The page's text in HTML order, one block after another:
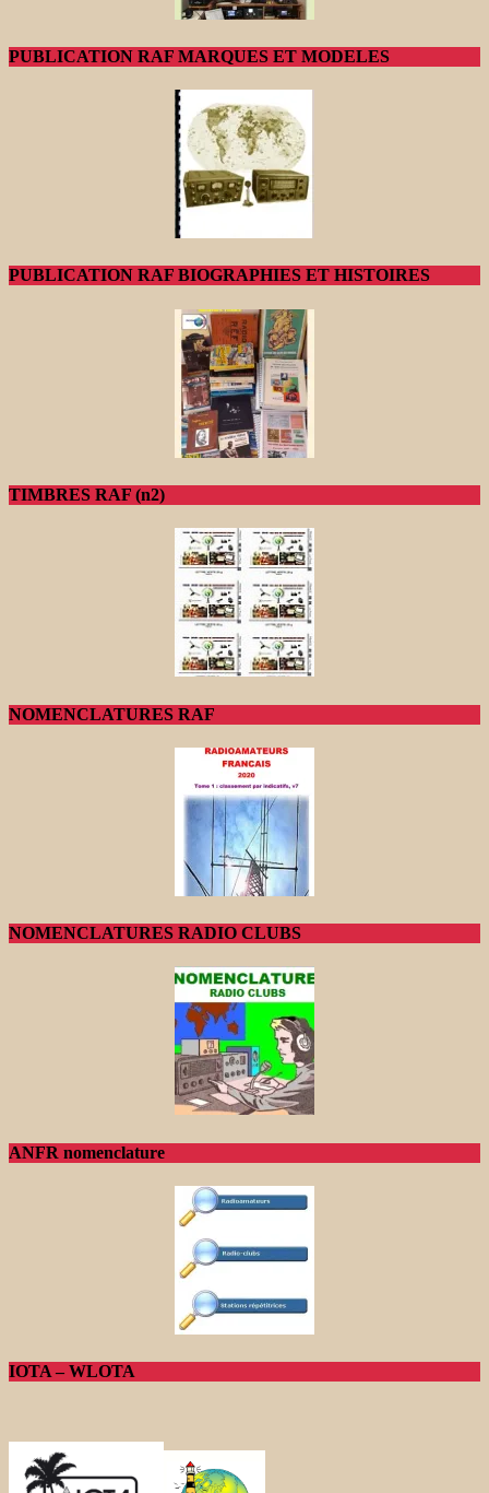
PUBLICATION RAF MARQUES ET MODELES
PUBLICATION RAF BIOGRAPHIES ET HISTOIRES
TIMBRES RAF (n2)
NOMENCLATURES RAF
NOMENCLATURES RADIO CLUBS
ANFR nomenclature
IOTA – WLOTA